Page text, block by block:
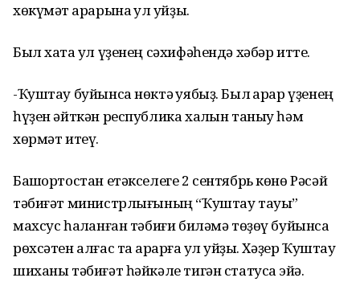
хөкүмәт ҡарарына ҡул ҡуйҙы.
Был хаҡта ул үҙенең сәхифәһендә хәбәр итте.
-Ҡуштау буйынса нөктә ҡуябыҙ. Был ҡарар үҙенең
һүҙен әйткән республика халҡын таныу һәм
хөрмәт итеү.
Башҡортостан етәкселеге 2 сентябрь көнө Рәсәй
тәбиғәт министрлығының “Ҡуштау тауы”
махсус һаҡланған тәбиғи биләмә төҙөү буйынса
рөхсәтен алғас та ҡарарға ҡул ҡуйҙы. Хәҙер Ҡуштау
шиханы тәбиғәт һәйкәле тигән статусҡа эйә.